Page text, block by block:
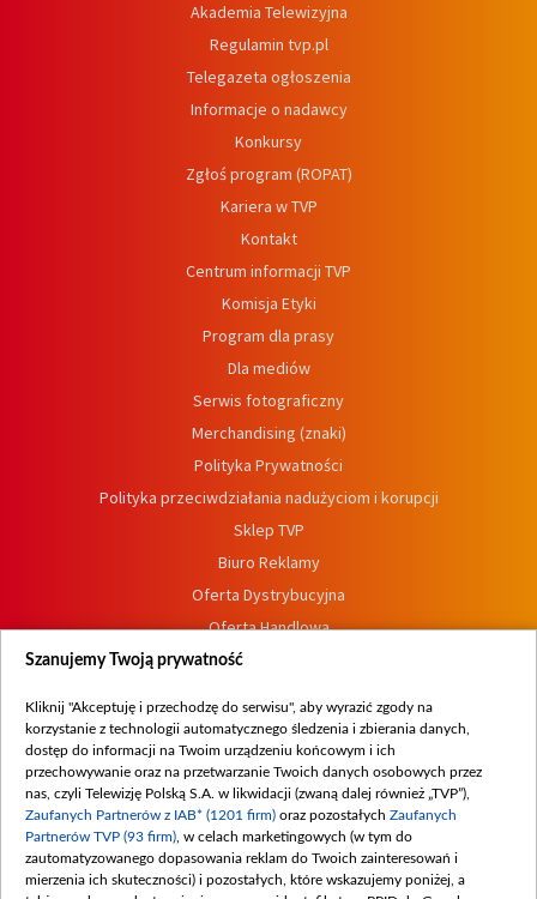
Akademia Telewizyjna
Regulamin tvp.pl
Telegazeta ogłoszenia
Informacje o nadawcy
Konkursy
Zgłoś program (ROPAT)
Kariera w TVP
Kontakt
Centrum informacji TVP
Komisja Etyki
Program dla prasy
Dla mediów
Serwis fotograficzny
Merchandising (znaki)
Polityka Prywatności
Polityka przeciwdziałania nadużyciom i korupcji
Sklep TVP
Biuro Reklamy
Oferta Dystrybucyjna
Oferta Handlowa
Dostępność
Procedura zgłoszeń wewnętrznych
Szanujemy Twoją prywatność
Kliknij "Akceptuję i przechodzę do serwisu", aby wyrazić zgody na
korzystanie z technologii automatycznego śledzenia i zbierania danych,
dostęp do informacji na Twoim urządzeniu końcowym i ich
przechowywanie oraz na przetwarzanie Twoich danych osobowych przez
nas, czyli Telewizję Polską S.A. w likwidacji (zwaną dalej również „TVP”),
Zaufanych Partnerów z IAB* (1201 firm) oraz pozostałych Zaufanych
Partnerów TVP (93 firm) , w celach marketingowych (w tym do
zautomatyzowanego dopasowania reklam do Twoich zainteresowań i
mierzenia ich skuteczności) i pozostałych, które wskazujemy poniżej, a